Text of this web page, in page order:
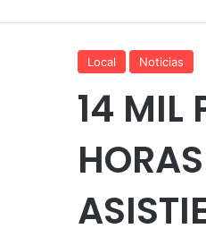
Local Noticias
14 MIL